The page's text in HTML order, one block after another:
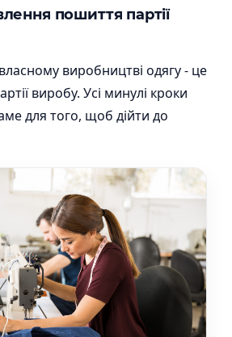
пошиття партії
виробництві одягу - це
виробу. Усі минулі кроки
для того, щоб дійти до